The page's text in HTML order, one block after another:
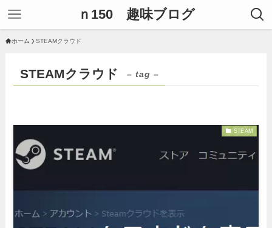
ｎ150 趣味ブログ
ホーム STEAMクラウド
STEAMクラウド – tag –
STEAM